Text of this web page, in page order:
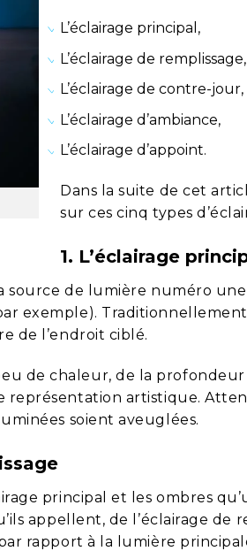
L’éclairage principal,
L’éclairage de remplissage,
L’éclairage de contre-jour,
L’éclairage d’ambiance,
L’éclairage d’appoint.
Dans la suite de cet
sur ces cinq types
1. L’éclairage
source de lumière numéro
exemple).
de l’endroit ciblé.
de chaleur, de la
représentation artistique.
soient aveuglées.
principal et les ombres
appellent, de l’éclairage de
rapport à la lumière